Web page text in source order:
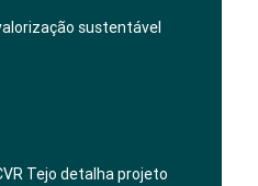
sustentável
Tejo detalha projeto